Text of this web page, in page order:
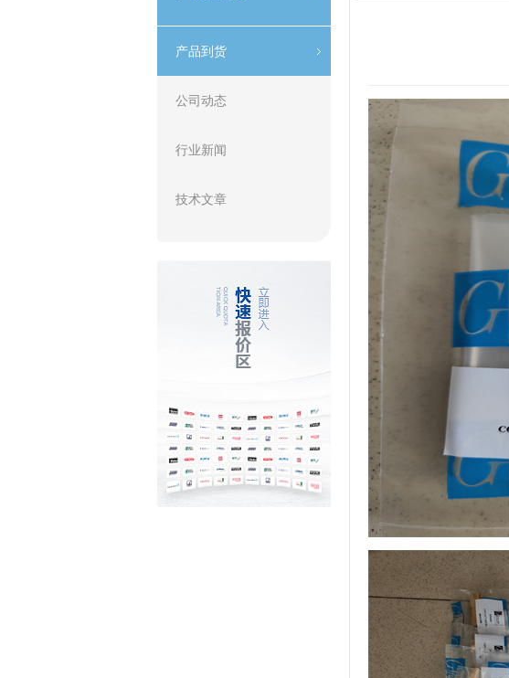
产品到货
公司动态
行业新闻
技术文章